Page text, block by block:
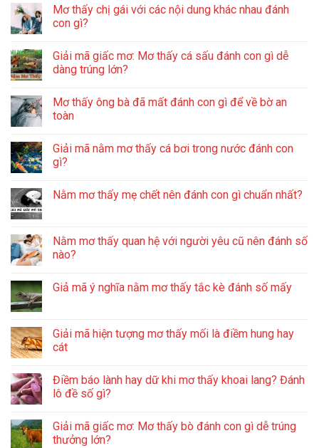
Mơ thấy chị gái với các nội dung khác nhau đánh
con gì?
Giải mã giấc mơ: Mơ thấy cá sấu đánh con gì dễ
dàng trúng lớn?
Mơ thấy ông bà đã mất đánh con gì để về bờ an
toàn
Giải mã nằm mơ thấy cá bơi trong nước đánh con
gì?
Nằm mơ thấy mẹ chết nên đánh con gì chuẩn nhất?
Nằm mơ thấy quan hệ với người yêu cũ nên đánh số
nào?
Giả mã ý nghĩa nằm mơ thấy tắc kè đánh số mấy
Giải mã hiện tượng mơ thấy mối là điềm hung hay
cát
Điềm báo lành hay dữ khi mơ thấy khoai lang? Đánh
lô đề số gì?
Giải mã giấc mơ: Mơ thấy bò đánh con gì dễ trúng
thưởng lớn?